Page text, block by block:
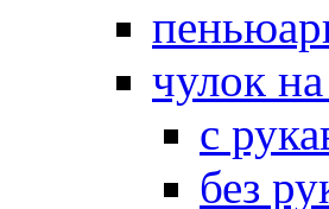
чулок
с
без